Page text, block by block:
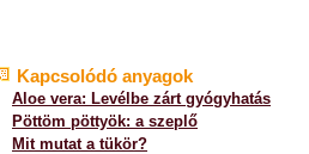
Kapcsolódó anyagok
Aloe vera: Levélbe zárt gyógyhatás
Pöttöm pöttyök: a szeplő
Mit mutat a tükör?